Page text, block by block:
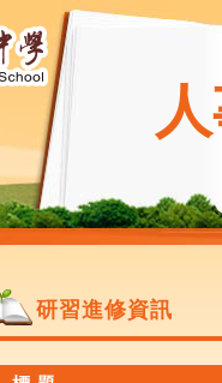
研習進修資訊